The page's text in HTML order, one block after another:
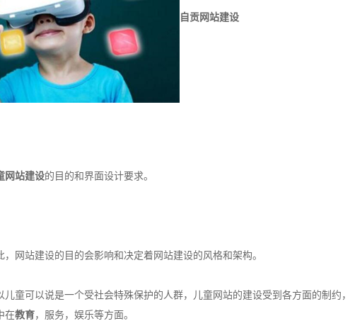
自贡网站建设
网站建设的目的和界面设计要求。
网站建设的目的会影响和决定着网站建设的风格和架构。
可以说是一个受社会特殊保护的人群，儿童网站的建设受到各方面的制约
在教育，服务，娱乐等方面。